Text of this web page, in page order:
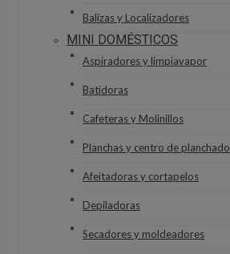
Balizas y Localizadores
MINI DOMÉSTICOS
Aspiradores y limpiavapor
Batidoras
Cafeteras y Molinillos
Planchas y centro de planchado
Afeitadoras y cortapelos
Depiladoras
Secadores y moldeadores